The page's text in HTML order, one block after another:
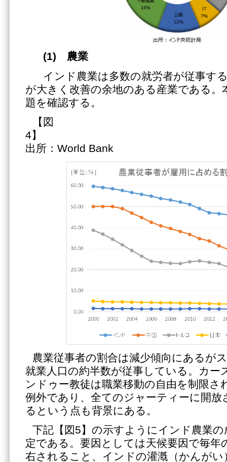
(1) 農業
インド農業は多数の就労者が従事す
が大きく改善の余地のある産業である。
題を確認する。
【図
4
出所：World Bank
農業従事者の割合は減少傾向にあるが
就業人口の約半数が従事している。カー
ンドゥー教徒は職業移動の自由を制限さ
例外であり、全てのジャーティーに開
るという点も背景にある。
下記【図5】の示すようにインド農業
定である。要因としては天候要因で毎年
右されること、インドの灌漑（かんがい